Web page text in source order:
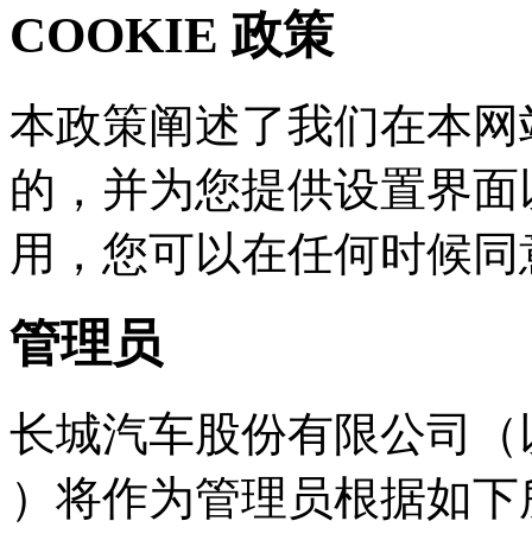
COOKIE 政策
本政策阐述了我们在本
的，并为您提供设置
用，您可以在任何时候
管理员
长城汽车股份有限公司（
）将作为管理员根据如